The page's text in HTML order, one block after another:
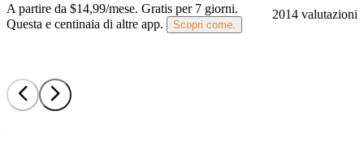
2014 valutazioni
A partire da $14,99/mese. Gratis per 7 giorni.
Questa e centinaia di altre app.
Scopri come.